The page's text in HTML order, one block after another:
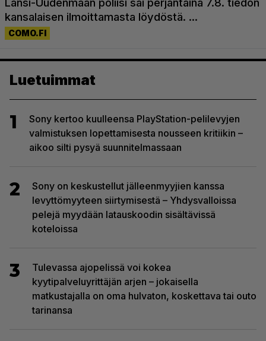
Luetuimmat
1
Sony kertoo kuulleensa PlayStation-pelilevyjen
valmistuksen lopettamisesta nousseen kritiikin –
aikoo silti pysyä suunnitelmassaan
2
Sony on keskustellut jälleenmyyjien kanssa
levyttömyyteen siirtymisestä – Yhdysvalloissa
pelejä myydään latauskoodin sisältävissä
koteloissa
3
Tulevassa ajopelissä voi kokea
kyytipalveluyrittäjän arjen – jokaisella
matkustajalla on oma hulvaton, koskettava tai outo
tarinansa